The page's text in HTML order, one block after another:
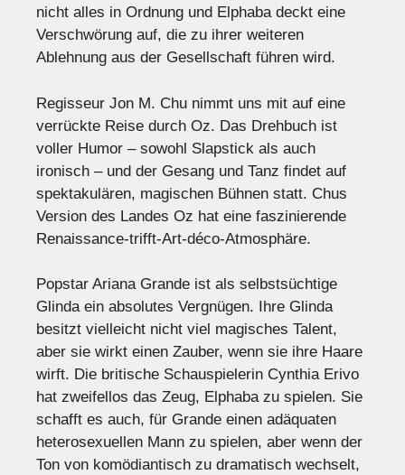
nicht alles in Ordnung und Elphaba deckt eine
Verschwörung auf, die zu ihrer weiteren
Ablehnung aus der Gesellschaft führen wird.
Regisseur Jon M. Chu nimmt uns mit auf eine
verrückte Reise durch Oz. Das Drehbuch ist
voller Humor – sowohl Slapstick als auch
ironisch – und der Gesang und Tanz findet auf
spektakulären, magischen Bühnen statt. Chus
Version des Landes Oz hat eine faszinierende
Renaissance-trifft-Art-déco-Atmosphäre.
Popstar Ariana Grande ist als selbstsüchtige
Glinda ein absolutes Vergnügen. Ihre Glinda
besitzt vielleicht nicht viel magisches Talent,
aber sie wirkt einen Zauber, wenn sie ihre Haare
wirft. Die britische Schauspielerin Cynthia Erivo
hat zweifellos das Zeug, Elphaba zu spielen. Sie
schafft es auch, für Grande einen adäquaten
heterosexuellen Mann zu spielen, aber wenn der
Ton von komödiantisch zu dramatisch wechselt,